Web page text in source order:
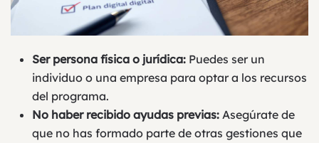
Ser persona física o jurídica: Puedes ser un
individuo o una empresa para optar a los recursos
del programa.
No haber recibido ayudas previas: Asegúrate de
que no has formado parte de otras gestiones que